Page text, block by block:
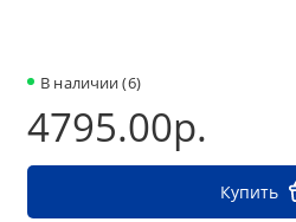
В наличии (6)
4795.00р.
Купить